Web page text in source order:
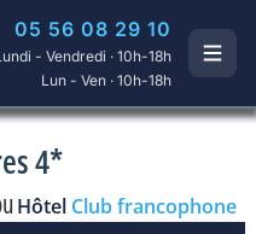
05 56 08 29 10
- Vendredi · 10h-18h
Lun - Ven · 10h-18h
4*
Hôtel Club francophone